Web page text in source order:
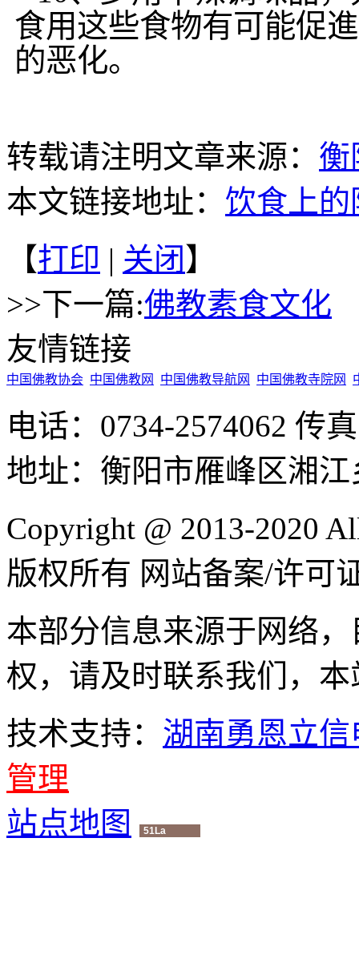
食用这些食物有可能促
的恶化。
转载请注明文章来源： 衡
本文链接地址： 饮食上
【打印 | 关闭 】
>>下一篇:佛教素食文化
友情链接
中国佛教协会 中国佛教网 中国佛教导航网 中国佛教寺院网
电话：0734-2574062 传
地址：衡阳市雁峰区湘
Copyright @ 2013-2020
版权所有 网站备案/许可
本部分信息来源于网络
权，请及时联系我们，
技术支持： 湖南勇恩立
管理
站点地图
51La